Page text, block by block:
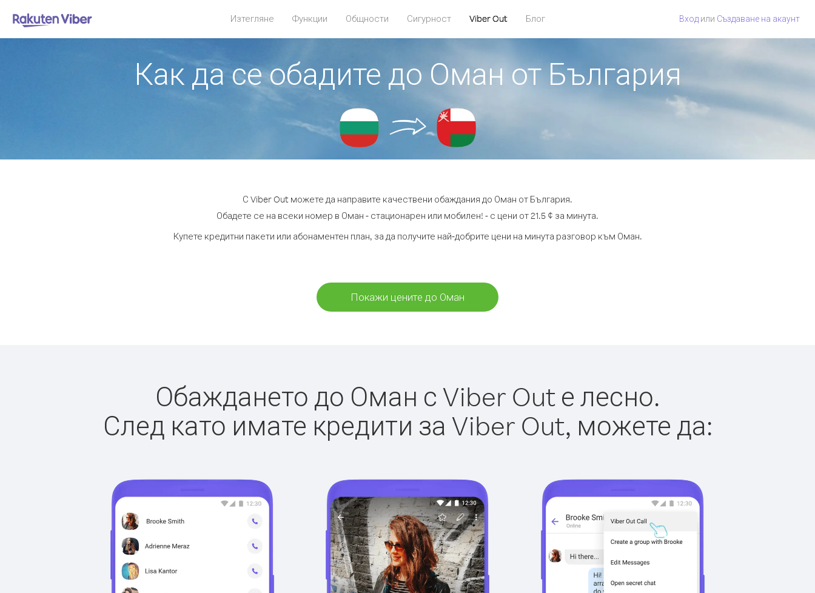
Изтегляне Функции Общности Сигурност Viber Out Блог Вход или Създаване на акаунт
Как да се обадите до Оман от България
С Viber Out можете да направите качествени обаждания до Оман от България.
Обадете се на всеки номер в Оман - стационарен или мобилен! - с цени от 21.5 ¢ за минута.
Купете кредитни пакети или абонаментен план, за да получите най-добрите цени на минута разговор към Оман.
Покажи цените до Оман
Обаждането до Оман с Viber Out е лесно.
След като имате кредити за Viber Out, можете да: